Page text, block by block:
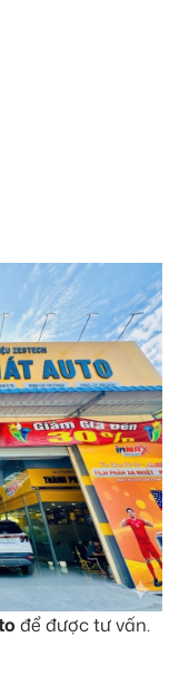
để được tư vấn.